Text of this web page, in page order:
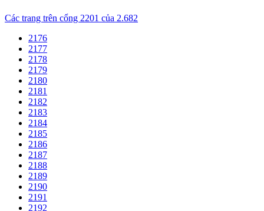
Các trang trên cổng 2201 của 2.682
2176
2177
2178
2179
2180
2181
2182
2183
2184
2185
2186
2187
2188
2189
2190
2191
2192